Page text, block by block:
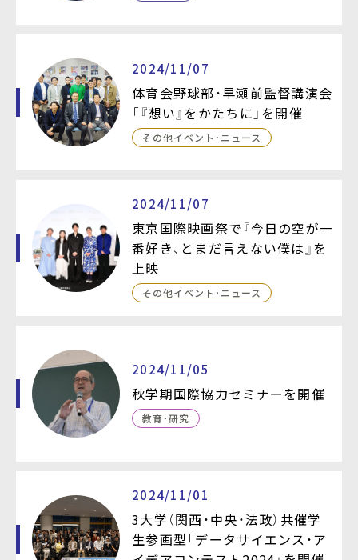
2024/11/07
体育会野球部・早瀬前監督講演会
「『想い』をかたちに」を開催
その他イベント・ニュース
2024/11/07
東京国際映画祭で『今日の空が一
番好き、とまだ言えない僕は』を
上映
その他イベント・ニュース
2024/11/05
秋学期国際協力セミナーを開催
教育・研究
2024/11/01
3大学（関西・中央・法政）共催学
生参画型「データサイエンス・ア